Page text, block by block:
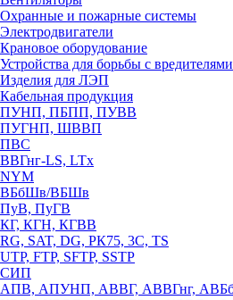
Охранные и пожарные системы
Электродвигатели
Крановое оборудование
Устройства для борьбы с вредителями
Изделия для ЛЭП
Кабельная продукция
ПУНП, ПБПП, ПУВВ
ПУГНП, ШВВП
ПВС
ВВГнг-LS, LTx
NYM
ВБбШв/ВБШв
ПуВ, ПуГВ
КГ, КГН, КГВВ
RG, SAT, DG, РК75, 3С, TS
UTP, FTP, SFTP, SSTP
СИП
АПВ, АПУНП, АВВГ, АВВГнг,